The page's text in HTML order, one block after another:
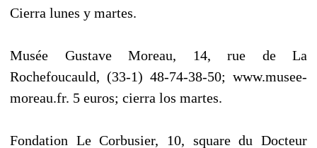
Cierra lunes y martes.
Musée Gustave Moreau, 14, rue de La
Rochefoucauld, (33-1) 48-74-38-50; www.musee-
moreau.fr. 5 euros; cierra los martes.
Fondation Le Corbusier, 10, square du Docteur